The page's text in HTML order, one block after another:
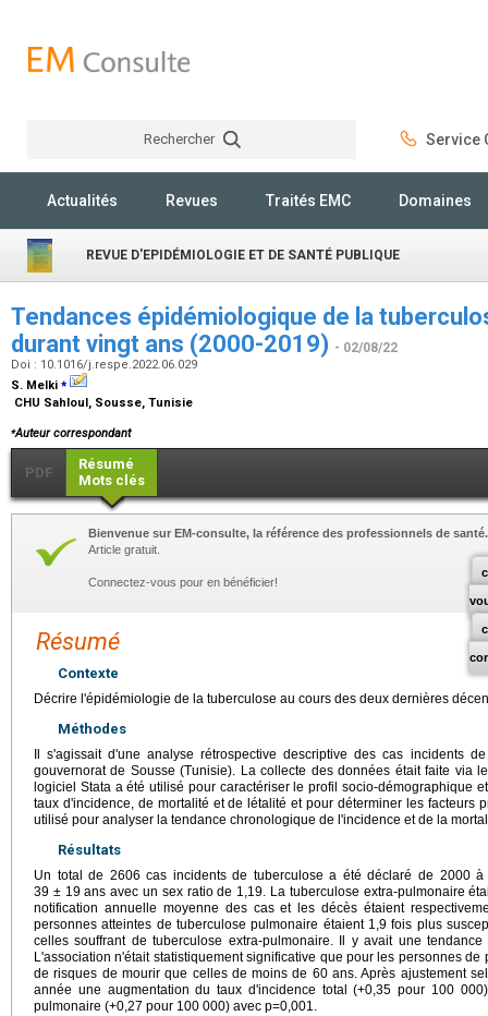
Rechercher Service
Actualités Revues Traités EMC Domaines
REVUE D'EPIDÉMIOLOGIE ET DE SANTÉ PUBLIQUE
Tendances épidémiologique de la
durant vingt ans (2000-2019) - 02/08/22
Doi : 10.1016/j.respe.2022.06.029
S. Melki ⁎
CHU Sahloul, Sousse, Tunisie
⁎Auteur correspondant
PDF
Résumé
Mots clés
Bienvenue sur EM-consulte, la référence des professionnels de santé.
Article gratuit.
Connectez-vous pour en bénéficier!
Résumé
Contexte
Décrire l'épidémiologie de la tuberculose au cours des deux dernières
Méthodes
Il s'agissait d'une analyse rétrospective descriptive des cas incidents
gouvernorat de Sousse (Tunisie). La collecte des données était faite via
logiciel Stata a été utilisé pour caractériser le profil socio-démographique
taux d'incidence, de mortalité et de létalité et pour déterminer les facteurs
utilisé pour analyser la tendance chronologique de l'incidence et de la
Résultats
Un total de 2606 cas incidents de tuberculose a été déclaré de 2000
39 ± 19 ans avec un sex ratio de 1,19. La tuberculose extra-pulmonaire
notification annuelle moyenne des cas et les décès étaient
personnes atteintes de tuberculose pulmonaire étaient 1,9 fois plus
celles souffrant de tuberculose extra-pulmonaire. Il y avait une
L'association n'était statistiquement significative que pour les personnes
de risques de mourir que celles de moins de 60 ans. Après ajustement
année une augmentation du taux d'incidence total (+0,35 pour 100
pulmonaire (+0,27 pour 100 000) avec p=0,001.